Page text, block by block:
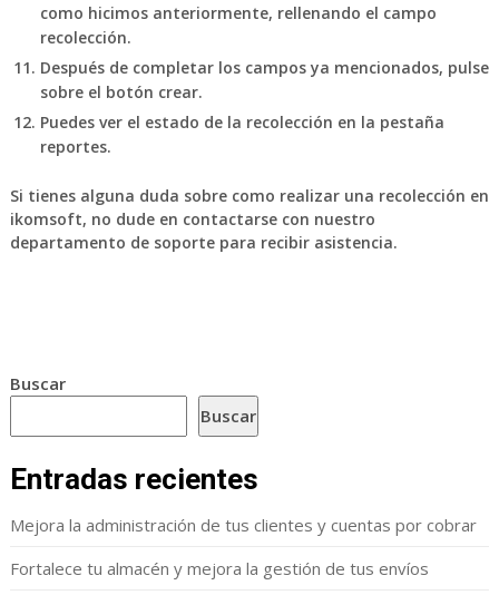
como hicimos anteriormente, rellenando el campo
recolección.
Después de completar los campos ya mencionados, pulse
sobre el botón crear.
Puedes ver el estado de la recolección en la pestaña
reportes.
Si tienes alguna duda sobre como realizar una recolección en
ikomsoft, no dude en contactarse con nuestro
departamento de soporte para recibir asistencia.
Buscar
Buscar
Entradas recientes
Mejora la administración de tus clientes y cuentas por cobrar
Fortalece tu almacén y mejora la gestión de tus envíos